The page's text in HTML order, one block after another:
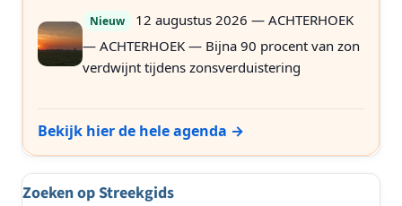
Nieuw
12 augustus 2026 — ACHTERHOEK
— ACHTERHOEK — Bijna 90 procent van zon
verdwijnt tijdens zonsverduistering
Bekijk hier de hele agenda →
Zoeken op Streekgids